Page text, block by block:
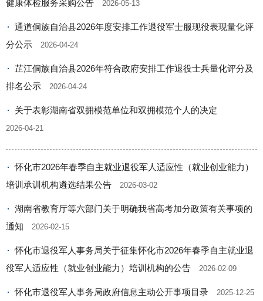
健康体检服务采购公告
2026-05-13
通道侗族自治县2026年度安排工作退役军士服现役表现量化评
分公示
2026-04-24
芷江侗族自治县2026年符合政府安排工作退役士兵量化评分及
排名公示
2026-04-24
关于表彰湖南省双拥模范单位和双拥模范个人的决定
2026-04-21
怀化市2026年春季自主就业退役军人适应性（就业创业能力）
培训承训机构遴选结果公告
2026-03-02
湖南省教育厅等六部门关于明确我省高考加分政策有关事项的
通知
2026-02-15
怀化市退役军人事务局关于征集怀化市2026年春季自主就业退
役军人适应性（就业创业能力）培训机构的公告
2026-02-09
怀化市退役军人事务局政府信息主动公开事项目录 2025-12-25